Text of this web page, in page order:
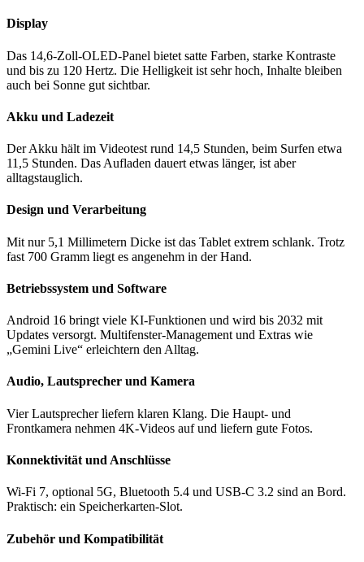
Display
Das 14,6-Zoll-OLED-Panel bietet satte Farben, starke Kontraste
und bis zu 120 Hertz. Die Helligkeit ist sehr hoch, Inhalte bleiben
auch bei Sonne gut sichtbar.
Akku und Ladezeit
Der Akku hält im Videotest rund 14,5 Stunden, beim Surfen etwa
11,5 Stunden. Das Aufladen dauert etwas länger, ist aber
alltagstauglich.
Design und Verarbeitung
Mit nur 5,1 Millimetern Dicke ist das Tablet extrem schlank. Trotz
fast 700 Gramm liegt es angenehm in der Hand.
Betriebssystem und Software
Android 16 bringt viele KI-Funktionen und wird bis 2032 mit
Updates versorgt. Multifenster-Management und Extras wie
„Gemini Live“ erleichtern den Alltag.
Audio, Lautsprecher und Kamera
Vier Lautsprecher liefern klaren Klang. Die Haupt- und
Frontkamera nehmen 4K-Videos auf und liefern gute Fotos.
Konnektivität und Anschlüsse
Wi-Fi 7, optional 5G, Bluetooth 5.4 und USB-C 3.2 sind an Bord.
Praktisch: ein Speicherkarten-Slot.
Zubehör und Kompatibilität